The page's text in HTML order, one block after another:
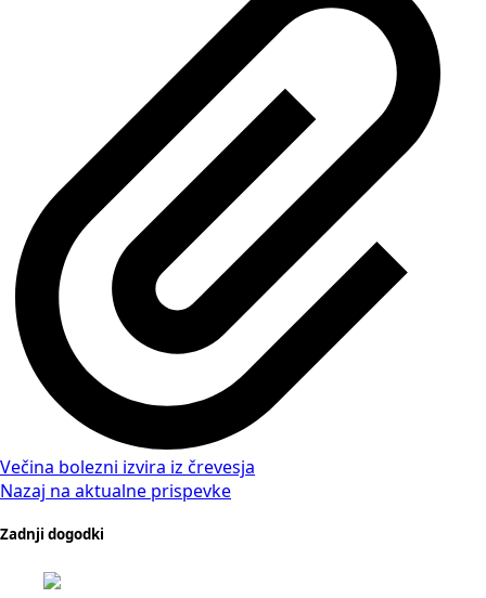
Večina bolezni izvira iz črevesja
Nazaj na aktualne prispevke
Zadnji dogodki